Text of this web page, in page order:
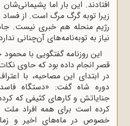
افتادند. این بار اما
زیرا توبه گرگ مرگ است. از
رژیم منحله هم خبری نیست.
نیاز به توبه‌نامه‌های آن‌چنانی
این روزنامه گفتگویی با
قصر انجام داده بود که حاوی
در ابتدای این مصاحبه، با
دوره شاه گفت: «دستگاه
جنایاتش و کارهای کثیفی که
کرده است برای همه افراد
خصوص در ماه‌های اخیر و